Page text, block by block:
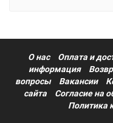
О нас Оплата и
информация
вопросы
Вакансии
сайта
Согласие на
Политика